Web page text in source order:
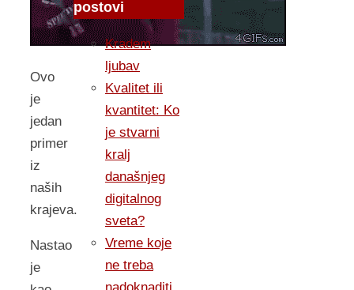
Ovo
je
jedan
primer
iz
naših
krajeva.
Nastao
je
postovi
Kradem
ljubav
Kvalitet ili
kvantitet: Ko
je stvarni
kralj
današnjeg
digitalnog
sveta?
Vreme koje
ne treba